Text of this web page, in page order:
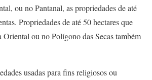
ou no Pantanal, as propriedades de até
Propriedades de até 50 hectares que
Oriental ou no Polígono das Secas também
usadas para fins religiosos ou